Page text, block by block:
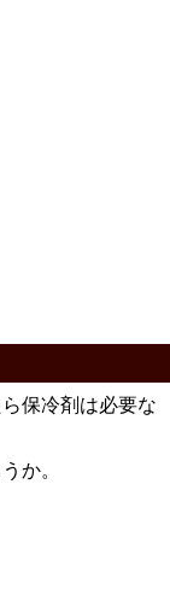
保冷剤は必要な
か。